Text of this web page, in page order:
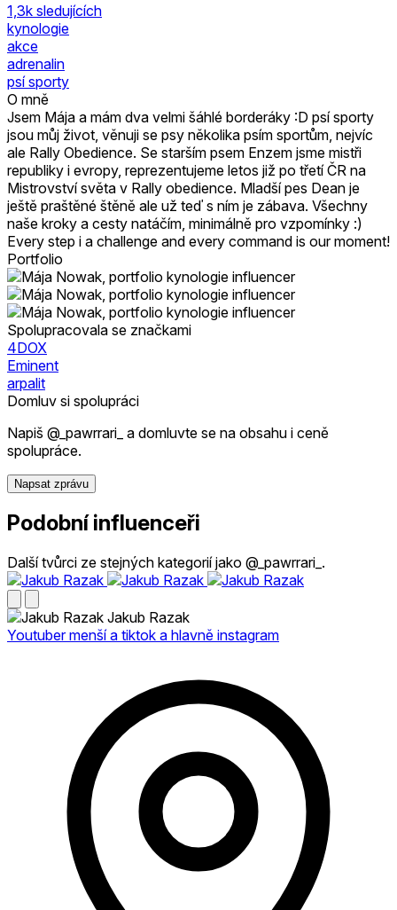
1,3k sledujících
kynologie
akce
adrenalin
psí sporty
O mně
Jsem Mája a mám dva velmi šáhlé borderáky :D psí sporty
jsou můj život, věnuji se psy několika psím sportům, nejvíc
ale Rally Obedience. Se starším psem Enzem jsme mistři
republiky i evropy, reprezentujeme letos již po třetí ČR na
Mistrovství světa v Rally obedience. Mladší pes Dean je
ještě praštěné štěně ale už teď s ním je zábava. Všechny
naše kroky a cesty natáčím, minimálně pro vzpomínky :)
Every step i a challenge and every command is our moment!
Portfolio
Spolupracovala se značkami
4DOX
Eminent
arpalit
Domluv si spolupráci
Napiš @_pawrrari_ a domluvte se na obsahu i ceně
spolupráce.
Napsat zprávu
Podobní influenceři
Další tvůrci ze stejných kategorií jako @_pawrrari_.
Jakub Razak
Youtuber menší a tiktok a hlavně instagram